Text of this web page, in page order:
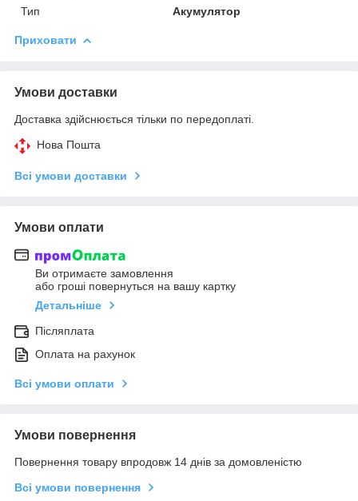
Тип
Акумулятор
Приховати
Умови доставки
Доставка здійснюється тільки по передоплаті.
Нова Пошта
Всі умови доставки
Умови оплати
Ви отримаєте замовлення
або гроші повернуться на вашу картку
Детальніше
Післяплата
Оплата на рахунок
Всі умови оплати
Умови повернення
Повернення товару впродовж 14 днів за домовленістю
Всі умови повернення